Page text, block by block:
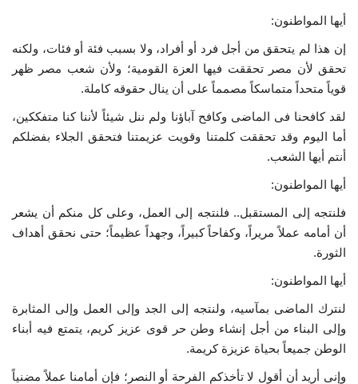
أيها المواطنون:
إن هذا لم يتحقق من أجل فرد أو أفراد، ولا بسبب فئة أو فئات، ولكنه
تحقق لأن مصر تحققت فيها العزة القومية؛ ولأن شعب مصر ظهر
قوياً متحداً متماسكاً مصمماً على أن ينال حقوقه كاملة.
لقد كافحنا فى الماضى وكافح آباؤنا ولم ننل شيئاً لأننا كنا متفككين،
أما اليوم وقد تحققت كلمتنا وقويت عزيمتنا فتحقق الجلاء بفضلكم
أنتم أيها الشعب.
أيها المواطنون:
فلنتجه إلى المستقبل.. فلنتجه إلى العمل، وعلى كل منكم أن يشعر
أن أمامه عملاً مريراً، وكفاحاً كبيراً، وجهداً عظيماً؛ حتى نحقق أهداف
الثورة.
أيها المواطنون:
لنترك الماضى بمآسيه، ولنتجه إلى الجد وإلى العمل وإلى المثابرة
وإلى البناء من أجل إنشاء وطن حر قوى عزيز كريم، يتمتع فيه أبناء
الوطن جميعاً بحياة عزيزة كريمة.
وإنى أريد أن أقول لا تأخذكم الفرحة أو النصر؛ فإن أمامنا عملاً مضنياً